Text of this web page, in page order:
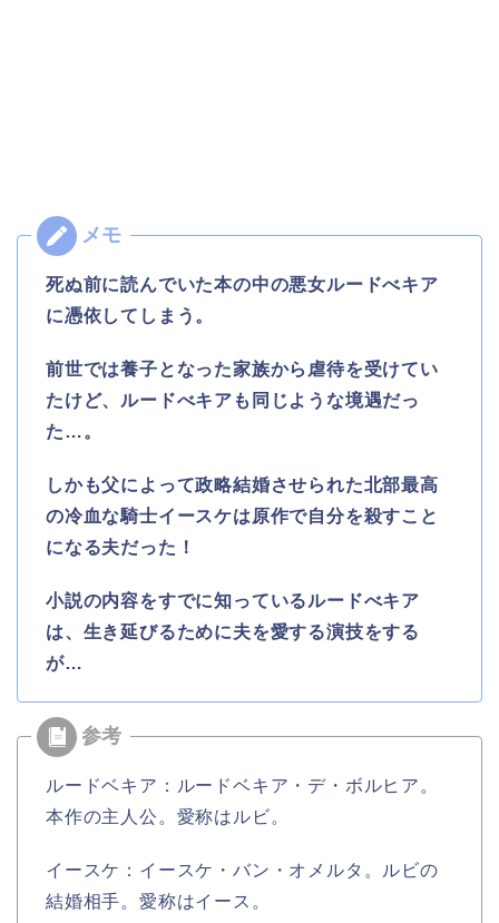
死ぬ前に読んでいた本の中の悪女ルードべキア
に憑依してしまう。
前世では養子となった家族から虐待を受けてい
たけど、ルードべキアも同じような境遇だっ
た…。
しかも父によって政略結婚させられた北部最高
の冷血な騎士イースケは原作で自分を殺すこと
になる夫だった！
小説の内容をすでに知っているルードべキア
は、生き延びるために夫を愛する演技をする
が…
ルードベキア：ルードベキア・デ・ボルヒア。
本作の主人公。愛称はルビ。
イースケ：イースケ・バン・オメルタ。ルビの
結婚相手。愛称はイース。